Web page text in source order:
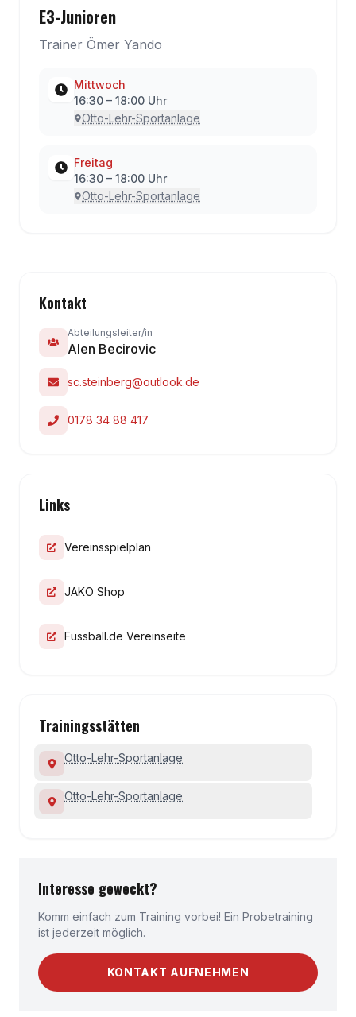
E3-Junioren
Trainer Ömer Yando
Mittwoch
16:30 – 18:00 Uhr
Otto-Lehr-Sportanlage
Freitag
16:30 – 18:00 Uhr
Otto-Lehr-Sportanlage
Kontakt
Abteilungsleiter/in
Alen Becirovic
sc.steinberg@outlook.de
0178 34 88 417
Links
Vereinsspielplan
JAKO Shop
Fussball.de Vereinseite
Trainingsstätten
Otto-Lehr-Sportanlage
Otto-Lehr-Sportanlage
Interesse geweckt?
Komm einfach zum Training vorbei! Ein Probetraining
ist jederzeit möglich.
KONTAKT AUFNEHMEN